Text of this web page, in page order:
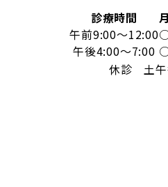
診療時間 月
午前9:00～12:00
午後4:00～7:00
休診 土午